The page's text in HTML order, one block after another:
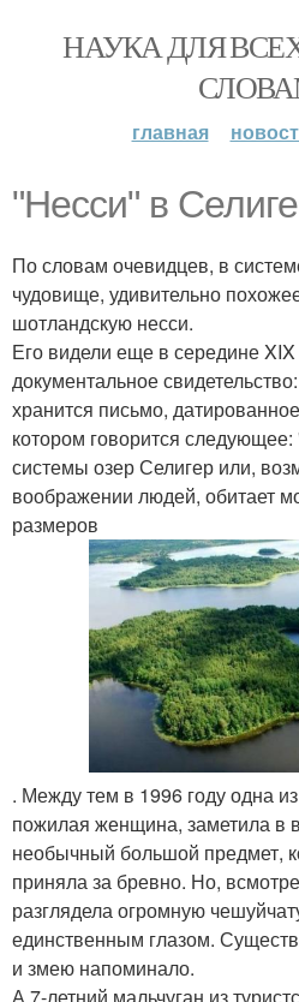
НАУКА ДЛЯ
главная
"Несси" в
По словам очевидцев, в
чудовище, удивительно
шотландскую несси.
Его видели еще в середине
документальное
хранится письмо,
котором говорится следующее:
системы озер Селигер или,
воображении людей, обитает
размеров
. Между тем в 1996 году одна
пожилая женщина, заметила в
необычный большой предмет,
приняла за бревно. Но,
разглядела огромную
единственным глазом.
и змею напоминало.
А 7-летний мальчуган из